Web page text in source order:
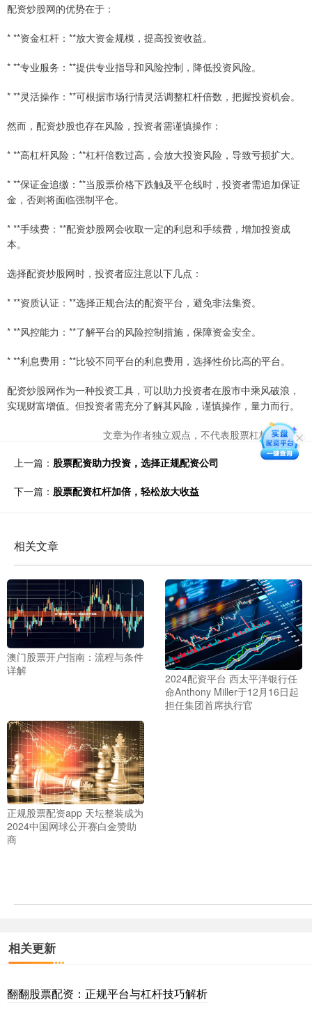
配资炒股网的优势在于：
* **资金杠杆：**放大资金规模，提高投资收益。
* **专业服务：**提供专业指导和风险控制，降低投资风险。
* **灵活操作：**可根据市场行情灵活调整杠杆倍数，把握投资机会。
然而，配资炒股也存在风险，投资者需谨慎操作：
* **高杠杆风险：**杠杆倍数过高，会放大投资风险，导致亏损扩大。
* **保证金追缴：**当股票价格下跌触及平仓线时，投资者需追加保证
金，否则将面临强制平仓。
* **手续费：**配资炒股网会收取一定的利息和手续费，增加投资成
本。
选择配资炒股网时，投资者应注意以下几点：
* **资质认证：**选择正规合法的配资平台，避免非法集资。
* **风控能力：**了解平台的风险控制措施，保障资金安全。
* **利息费用：**比较不同平台的利息费用，选择性价比高的平台。
配资炒股网作为一种投资工具，可以助力投资者在股市中乘风破浪，
实现财富增值。但投资者需充分了解其风险，谨慎操作，量力而行。
文章为作者独立观点，不代表股票杠杆网观点
上一篇： 股票配资助力投资，选择正规配资公司
下一篇： 股票配资杠杆加倍，轻松放大收益
相关文章
澳门股票开户指南：流程与条件
详解
2024配资平台 西太平洋银行任
命Anthony Miller于12月16日起
担任集团首席执行官
正规股票配资app 天坛整装成为
2024中国网球公开赛白金赞助
商
相关更新
翻翻股票配资：正规平台与杠杆技巧解析